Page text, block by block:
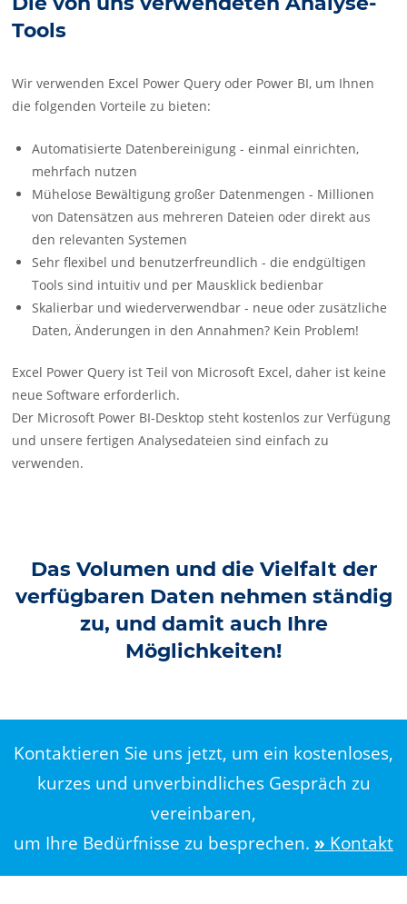
Tools
Wir verwenden Excel Power Query oder Power BI, um Ihnen
die folgenden Vorteile zu bieten:
Automatisierte Datenbereinigung - einmal einrichten,
mehrfach nutzen
Mühelose Bewältigung großer Datenmengen - Millionen
von Datensätzen aus mehreren Dateien oder direkt aus
den relevanten Systemen
Sehr flexibel und benutzerfreundlich - die endgültigen
Tools sind intuitiv und per Mausklick bedienbar
Skalierbar und wiederverwendbar - neue oder zusätzliche
Daten, Änderungen in den Annahmen? Kein Problem!
Excel Power Query ist Teil von Microsoft Excel, daher ist keine
neue Software erforderlich.
Der Microsoft Power BI-Desktop steht kostenlos zur Verfügung
und unsere fertigen Analysedateien sind einfach zu
verwenden.
Das Volumen und die Vielfalt der
verfügbaren Daten nehmen ständig
zu, und damit auch Ihre
Möglichkeiten!
Kontaktieren Sie uns jetzt, um ein kostenloses,
kurzes und unverbindliches Gespräch zu
vereinbaren,
um Ihre Bedürfnisse zu besprechen. » Kontakt